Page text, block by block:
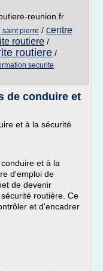
reunion.fr
saint pierre / centre
routiere /
routiere /
securite
de conduire et
et à la sécurité
et à la
d'emploi de
de devenir
routière. Ce
et d'encadrer